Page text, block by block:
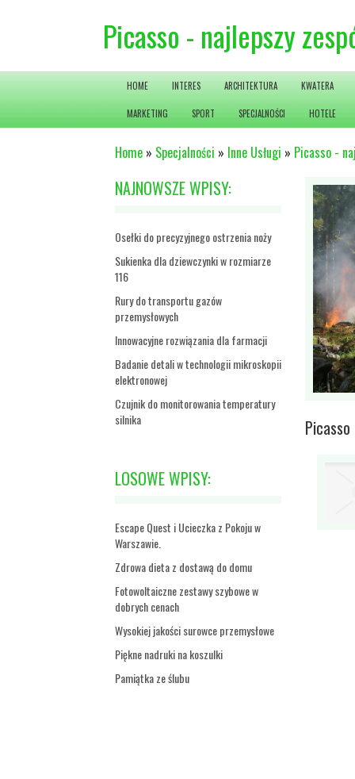
Picasso - najlepszy
HOME INTERES ARCHITEKTURA KWATERA
MARKETING SPORT SPECJALNOŚCI HOTELE
Home » Specjalności » Inne Usługi » Picasso -
NAJNOWSZE WPISY:
Osełki do precyzyjnego ostrzenia noży
Sukienka dla dziewczynki w rozmiarze
116
Rury do transportu gazów
przemysłowych
Innowacyjne rozwiązania dla farmacji
Badanie detali w technologii mikroskopii
elektronowej
Czujnik do monitorowania temperatury
silnika
LOSOWE WPISY:
Escape Quest i Ucieczka z Pokoju w
Warszawie.
Zdrowa dieta z dostawą do domu
Fotowoltaiczne zestawy szybowe w
dobrych cenach
Wysokiej jakości surowce przemysłowe
Piękne nadruki na koszulki
Pamiątka ze ślubu